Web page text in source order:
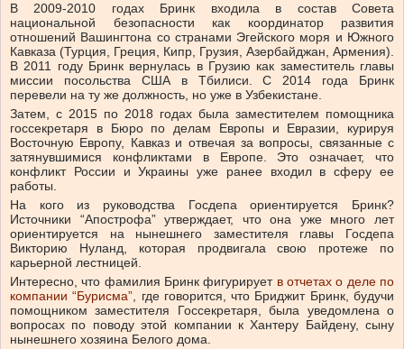
В 2009-2010 годах Бринк входила в состав Совета
национальной безопасности как координатор развития
отношений Вашингтона со странами Эгейского моря и Южного
Кавказа (Турция, Греция, Кипр, Грузия, Азербайджан, Армения).
В 2011 году Бринк вернулась в Грузию как заместитель главы
миссии посольства США в Тбилиси. С 2014 года Бринк
перевели на ту же должность, но уже в Узбекистане.
Затем, с 2015 по 2018 годах была заместителем помощника
госсекретаря в Бюро по делам Европы и Евразии, курируя
Восточную Европу, Кавказ и отвечая за вопросы, связанные с
затянувшимися конфликтами в Европе. Это означает, что
конфликт России и Украины уже ранее входил в сферу ее
работы.
На кого из руководства Госдепа ориентируется Бринк?
Источники “Апострофа” утверждает, что она уже много лет
ориентируется на нынешнего заместителя главы Госдепа
Викторию Нуланд, которая продвигала свою протеже по
карьерной лестницей.
Интересно, что фамилия Бринк фигурирует в отчетах о деле по
компании “Бурисма”, где говорится, что Бриджит Бринк, будучи
помощником заместителя Госсекретаря, была уведомлена о
вопросах по поводу этой компании к Хантеру Байдену, сыну
нынешнего хозяина Белого дома.